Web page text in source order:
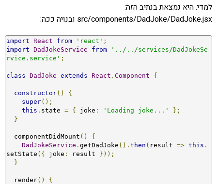
למדי. היא נמצאת בנתיב הזה:
src/components/DadJoke/DadJoke.jsx ובנויה ככה:
import React from 'react' ;
import DadJokeService from
'../../services/DadJokeSe
rvice.service' ;
class DadJoke extends React . Component {
constructor()
{
super();
this . state = { joke : 'Loading joke...'
};
}
  componentDidMount
()
{
DadJokeService . getDadJoke (). then ( result => this .
setState ({ joke : result }));
}
  render
()
{